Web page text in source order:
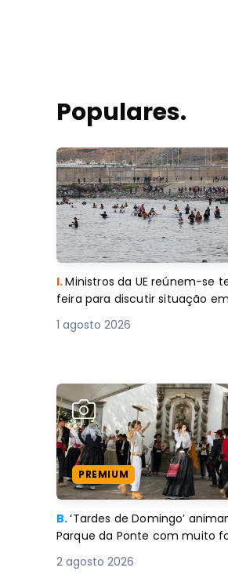
Populares.
I.Ministros da UE reúnem-se
feira para discutir situação
1 agosto 2026
PREMIUM
B.‘Tardes de Domingo’
Parque da Ponte com muito
2 agosto 2026